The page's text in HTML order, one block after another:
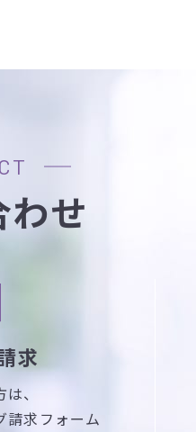
わせ
求
、
請求フォーム